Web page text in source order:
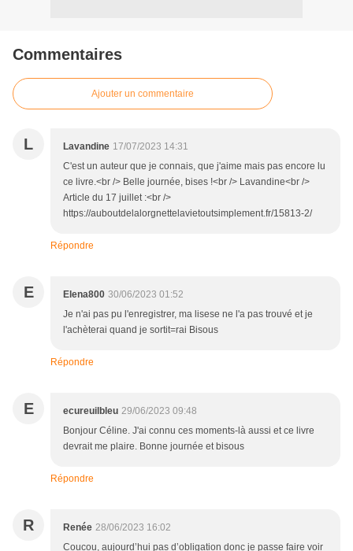
Commentaires
Ajouter un commentaire
L Lavandine 17/07/2023 14:31
C'est un auteur que je connais, que j'aime mais pas encore lu
ce livre.<br /> Belle journée, bises !<br /> Lavandine<br />
Article du 17 juillet :<br />
https://auboutdelalorgnettelavietoutsimplement.fr/15813-2/
Répondre
E Elena800 30/06/2023 01:52
Je n'ai pas pu l'enregistrer, ma lisese ne l'a pas trouvé et je
l'achèterai quand je sortit=rai Bisous
Répondre
E ecureuilbleu 29/06/2023 09:48
Bonjour Céline. J'ai connu ces moments-là aussi et ce livre
devrait me plaire. Bonne journée et bisous
Répondre
R Renée 28/06/2023 16:02
Coucou, aujourd’hui pas d’obligation donc je passe faire voir